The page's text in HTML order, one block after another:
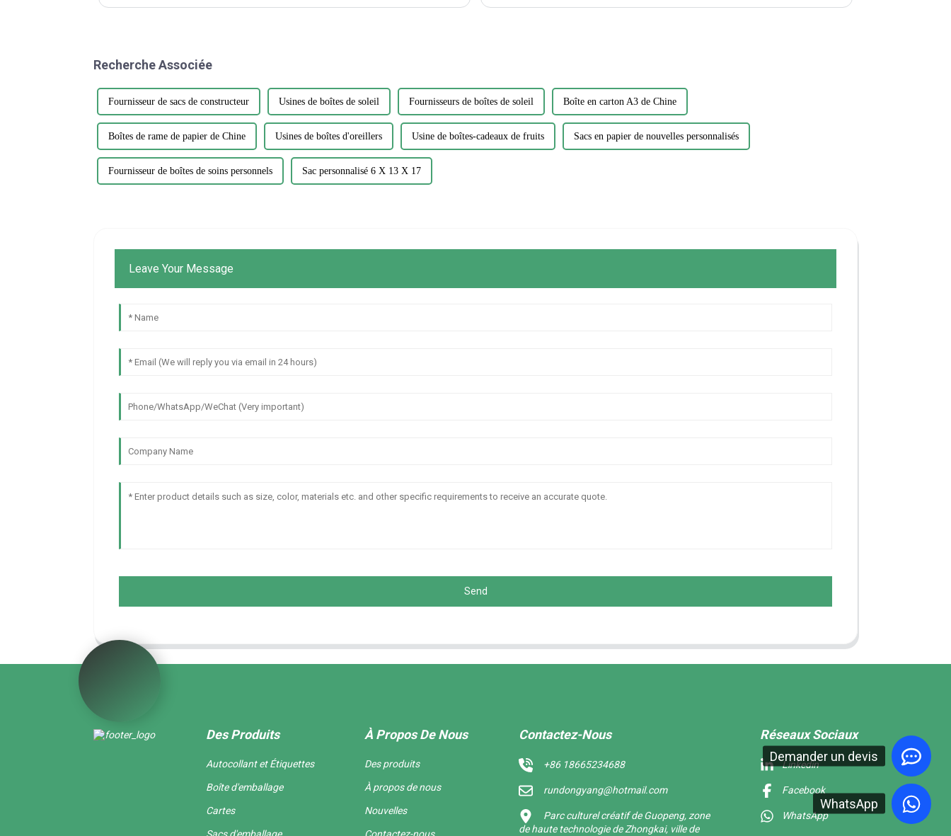
Demander un devis
WhatsApp
Recherche Associée
Fournisseur de sacs de constructeur Usines de boîtes de soleil Fournisseurs de boîtes de soleil Boîte en carton A3 de Chine
Boîtes de rame de papier de Chine Usines de boîtes d'oreillers Usine de boîtes-cadeaux de fruits Sacs en papier de nouvelles personnalisés
Fournisseur de boîtes de soins personnels Sac personnalisé 6 X 13 X 17
Leave Your Message
Send
Des Produits
Autocollant et Étiquettes
Boîte d'emballage
Cartes
À Propos De Nous
Des produits
À propos de nous
Nouvelles
Contactez-Nous
+86 18665234688
rundongyang@hotmail.com
Parc culturel créatif de Guopeng, zone
de haute technologie de Zhongkai, ville de
Réseaux Sociaux
Linkedin
Facebook
WhatsApp